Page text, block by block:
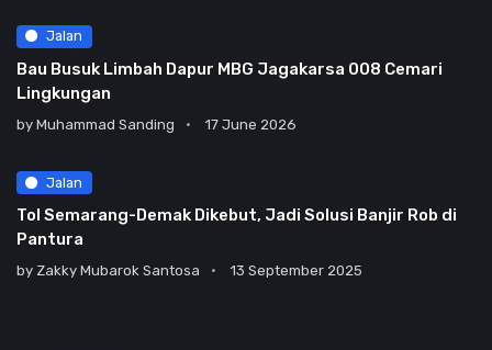
Jalan
Bau Busuk Limbah Dapur MBG Jagakarsa 008 Cemari
Lingkungan
by Muhammad Sanding 17 June 2026
Jalan
Tol Semarang-Demak Dikebut, Jadi Solusi Banjir Rob di
Pantura
by Zakky Mubarok Santosa 13 September 2025